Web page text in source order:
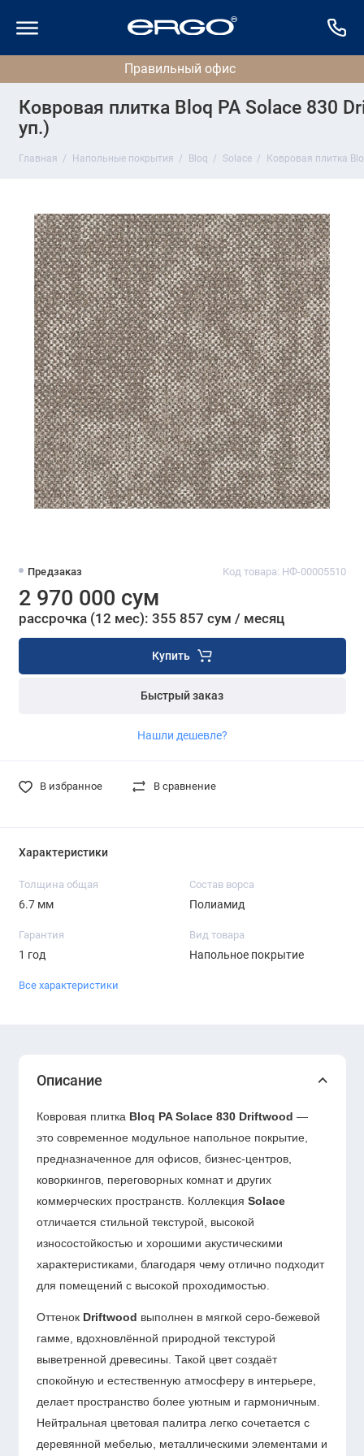
Ковровая плитка Bloq PA Solace 830
уп.)
Главная Напольные покрытия Bloq Solace Ковровая плитка
Предзаказ Код товара: НФ-00005510
2 970 000 сум
рассрочка (12 мес): 355 857 сум / месяц
Купить
Быстрый заказ
Нашли дешевле?
В избранное В сравнение
Характеристики
Толщина общая
6.7 мм
Состав ворса
Полиамид
Гарантия
1 год
Вид товара
Напольное покрытие
Все характеристики
Описание
Ковровая плитка Bloq PA Solace 830 Driftwood —
это современное модульное напольное покрытие,
предназначенное для офисов, бизнес-центров,
коворкингов, переговорных комнат и других
коммерческих пространств. Коллекция Solace
отличается стильной текстурой, высокой
износостойкостью и хорошими акустическими
характеристиками, благодаря чему отлично подходит
для помещений с высокой проходимостью.
Оттенок Driftwood выполнен в мягкой серо-бежевой
гамме, вдохновлённой природной текстурой
выветренной древесины. Такой цвет создаёт
спокойную и естественную атмосферу в интерьере,
делает пространство более уютным и гармоничным.
Нейтральная цветовая палитра легко сочетается с
деревянной мебелью, металлическими элементами и